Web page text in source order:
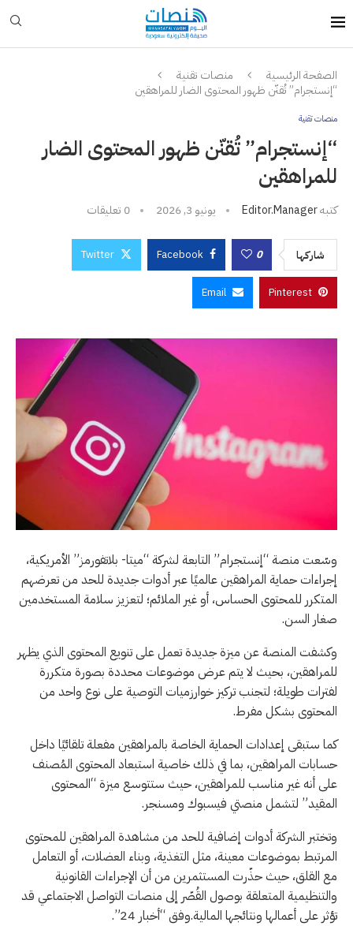
الصفحة الرئيسية
منصات تقنية
“إنستجرام” تُقنّن ظهور المحتوى الضار للمراهقين
منصات تقنية
“إنستجرام” تُقنّن ظهور المحتوى الضار
للمراهقين
كتبهEditor.manager يونيو 3, 2026 0 تعليقات
شاركها 0
Facebook
Twitter
Pinterest
Email
وسّعت منصة “إنستجرام” التابعة لشركة “ميتا- بلاتفورمز” الأمريكية،
إجراءات حماية المراهقين عالميًا عبر أدوات جديدة للحد من تعرضهم
المتكرر للمحتوى الحساس، أو غير الملائم؛ لتعزيز سلامة المستخدمين
صغار السن.
وكشفت المنصة عن ميزة جديدة تعمل على تنويع المحتوى الذي يظهر
للمراهقين، بحيث لا يتم عرض موضوعات محددة بصورة متكررة
لفترات طويلة؛ لتجنب تركيز خوارزميات التوصية على نوع واحد من
المحتوى بشكل مفرط.
كما ستبقى إعدادات الحماية الخاصة بالمراهقين مفعلة تلقائيًا داخل
حسابات المراهقين، بما في ذلك خاصية استبعاد المحتوى المُصنف
على أنه غير مناسب للمراهقين، حيث ستتوسع ميزة “المحتوى
المقيد” لتشمل منصتي فيسبوك ومسنجر.
وتختبر الشركة أدوات إضافية للحد من مشاهدة المراهقين للمحتوى
المرتبط بموضوعات معينة، مثل التغذية، وبناء العضلات، أو التعامل
مع القلق، حيث حذّرت المستثمرين من أن الإجراءات القانونية
والتنظيمية المتعلقة بوصول القُصّر إلى منصات التواصل الاجتماعي قد
تؤثر على أعمالها ونتائجها المالية.وفق “أخبار 24”.